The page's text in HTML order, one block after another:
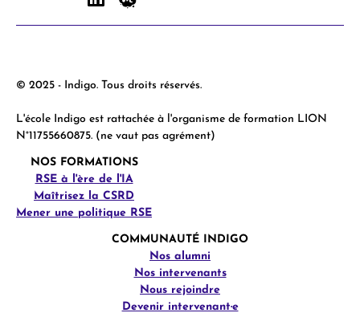
© 2025 - Indigo. Tous droits réservés.
L'école Indigo est rattachée à l'organisme de formation LION
N°11755660875. (ne vaut pas agrément)
NOS FORMATIONS
RSE à l'ère de l'IA
Maîtrisez la CSRD
Mener une politique RSE
COMMUNAUTÉ INDIGO
Nos alumni
Nos intervenants
Nous rejoindre
Devenir intervenant·e